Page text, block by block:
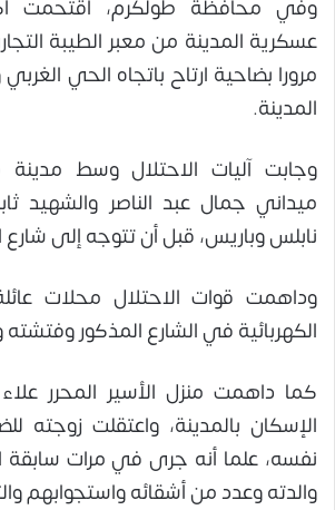
عسكرية المدينة من معبر الطيبة
مرورا بضاحية ارتاح باتجاه الحي
المدينة.
وجابت آليات الاحتلال وسط مدينة
ميداني جمال عبد الناصر والشهيد
نابلس وباريس، قبل أن تتوجه إلى شارع
وداهمت قوات الاحتلال محلات
الكهربائية في الشارع المذكور
كما داهمت منزل الأسير المحرر
الإسكان بالمدينة، واعتقلت زوجته
نفسه، علما أنه جرى في مرات سابقة
والدته وعدد من أشقائه واستجوابهم